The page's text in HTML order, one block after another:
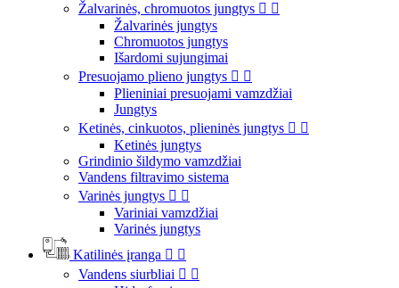
Žalvarinės, chromuotos jungtys  
Žalvarinės jungtys
Chromuotos jungtys
Išardomi sujungimai
Presuojamo plieno jungtys  
Plieniniai presuojami vamzdžiai
Jungtys
Ketinės, cinkuotos, plieninės jungtys  
Ketinės jungtys
Grindinio šildymo vamzdžiai
Vandens filtravimo sistema
Varinės jungtys  
Variniai vamzdžiai
Varinės jungtys
Katilinės įranga  
Vandens siurbliai  